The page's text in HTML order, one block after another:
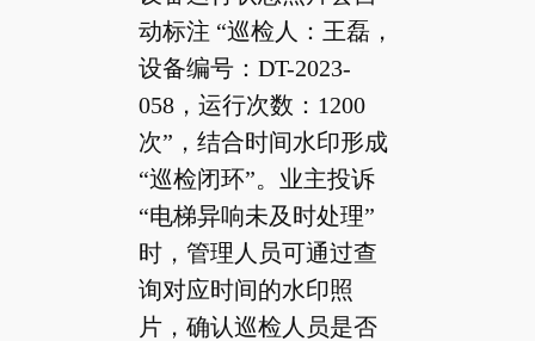
动标注 “巡检人：王磊，
设备编号：DT-2023-
058，运行次数：1200
次”，结合时间水印形成
“巡检闭环”。业主投诉
“电梯异响未及时处理”
时，管理人员可通过查
询对应时间的水印照
片，确认巡检人员是否